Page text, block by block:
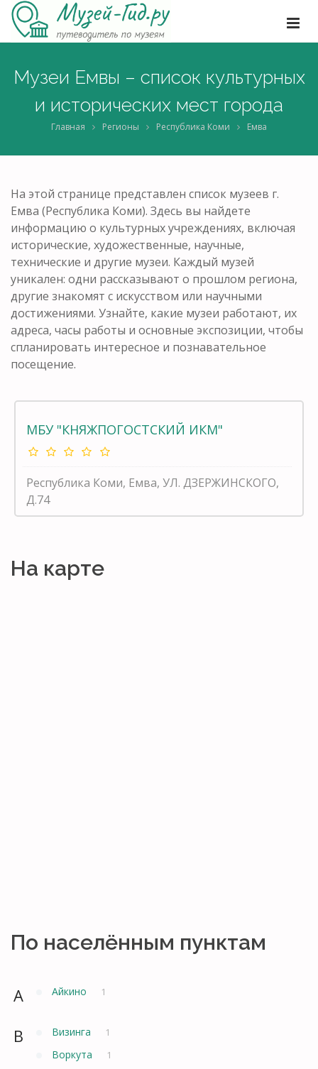
Музеи Емвы – список культурных
и исторических мест города
Главная Регионы Республика Коми Емва
На этой странице представлен список музеев г.
Емва (Республика Коми). Здесь вы найдете
информацию о культурных учреждениях, включая
исторические, художественные, научные,
технические и другие музеи. Каждый музей
уникален: одни рассказывают о прошлом региона,
другие знакомят с искусством или научными
достижениями. Узнайте, какие музеи работают, их
адреса, часы работы и основные экспозиции, чтобы
спланировать интересное и познавательное
посещение.
МБУ "КНЯЖПОГОСТСКИЙ ИКМ"
Республика Коми, Емва, УЛ. ДЗЕРЖИНСКОГО,
Д.74
На карте
По населённым пунктам
А Айкино 1
В Визинга 1
Воркута 1